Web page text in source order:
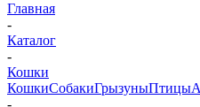
Главная
-
Каталог
-
Кошки
КошкиСобакиГрызуныПтицы
-